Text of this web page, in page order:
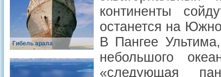
Гибель арала
континенты
останется на
В Пангее
небольшого
«следующая